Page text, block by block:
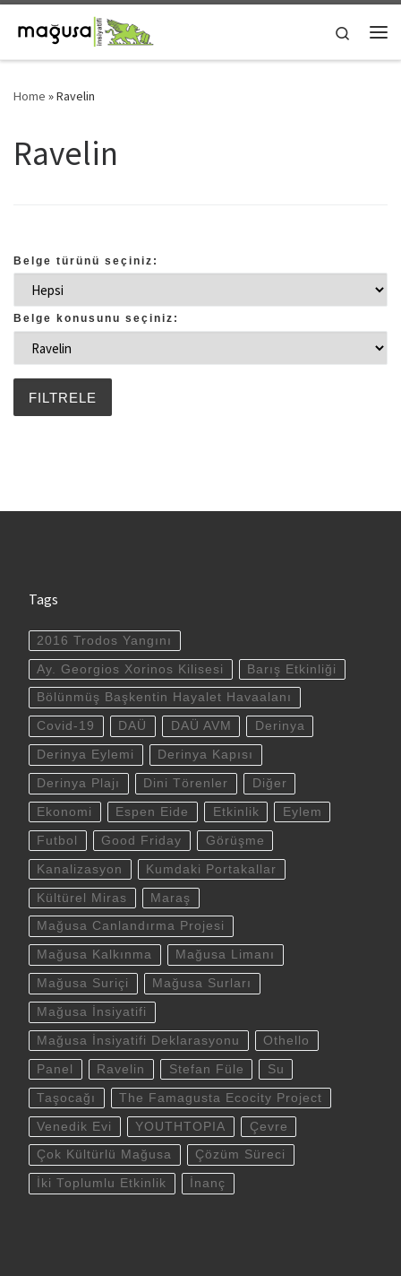
Skip to content
Search
Home »Ravelin
Ravelin
Belge türünü seçiniz:
Belge konusunu seçiniz:
Tags
2016 Trodos Yangını
Ay. Georgios Xorinos Kilisesi Barış Etkinliği
Bölünmüş Başkentin Hayalet Havaalanı
Covid-19 DAÜ DAÜ AVM Derinya
Derinya Eylemi Derinya Kapısı
Derinya Plajı Dini Törenler Diğer
Ekonomi Espen Eide Etkinlik Eylem
Futbol Good Friday Görüşme
Kanalizasyon Kumdaki Portakallar
Kültürel Miras Maraş
Mağusa Canlandırma Projesi
Mağusa Kalkınma Mağusa Limanı
Mağusa Suriçi Mağusa Surları
Mağusa İnsiyatifi
Mağusa İnsiyatifi Deklarasyonu Othello
Panel Ravelin Stefan Füle Su
Taşocağı The Famagusta Ecocity Project
Venedik Evi YOUTHTOPIA Çevre
Çok Kültürlü Mağusa Çözüm Süreci
İki Toplumlu Etkinlik İnanç